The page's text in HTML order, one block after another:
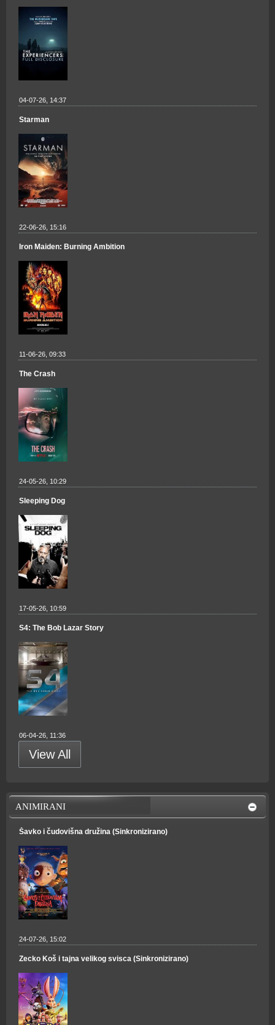
04-07-26, 14:37
Starman
22-06-26, 15:16
Iron Maiden: Burning Ambition
11-06-26, 09:33
The Crash
24-05-26, 10:29
Sleeping Dog
17-05-26, 10:59
S4: The Bob Lazar Story
06-04-26, 11:36
View All
ANIMIRANI
Šavko i čudovišna družina (Sinkronizirano)
24-07-26, 15:02
Zecko Koš i tajna velikog svisca (Sinkronizirano)